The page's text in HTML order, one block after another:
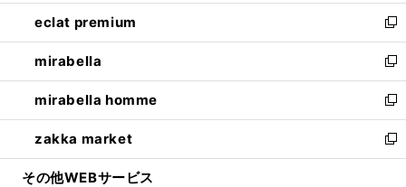
く
ウ
で
開
く
ン
ド
ウ
で
開
く
ウ
ィ
ン
ド
ウ
で
開
く
し
い
ウ
ィ
ン
ド
ウ
で
開
eclat premium
新
し
い
ウ
ィ
ン
ド
ウ
mirabella
新
し
い
ウ
ィ
ン
mirabella homme
新
し
い
ウ
zakka market
新
し
その他WEBサービス